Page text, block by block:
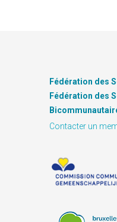
Fédération des
Fédération des
Contacter un